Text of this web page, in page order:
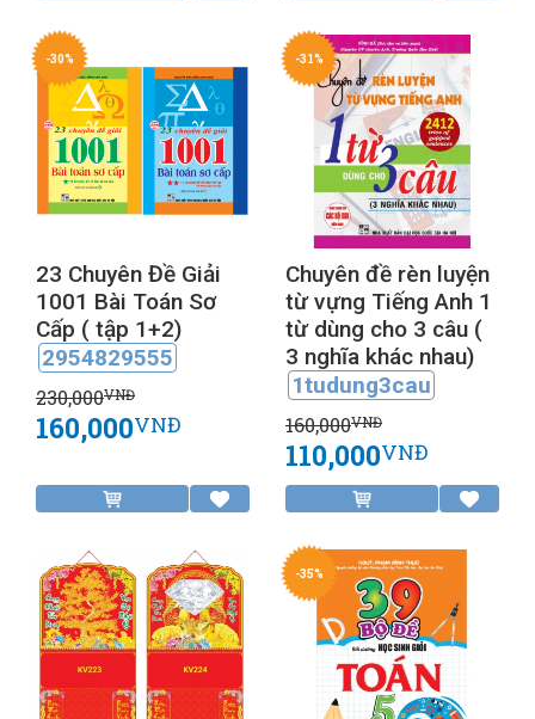
-30%
23 Chuyên Đề Giải
1001 Bài Toán Sơ
Cấp ( tập 1+2)
2954829555
230,000VNĐ
160,000VNĐ
-31%
Chuyên đề rèn luyện
từ vựng Tiếng Anh 1
từ dùng cho 3 câu (
3 nghĩa khác nhau)
1tudung3cau
160,000VNĐ
110,000VNĐ
-35%